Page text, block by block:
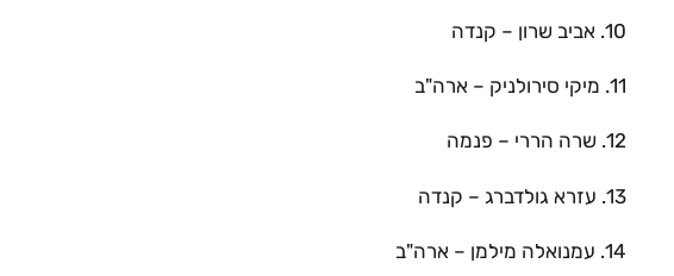
10. אביב שרון – קנדה
11. מיקי סירולניק – ארה"ב
12. שרה הררי – פנמה
13. עזרא גולדברג – קנדה
14. עמנואלה מילמן – ארה"ב